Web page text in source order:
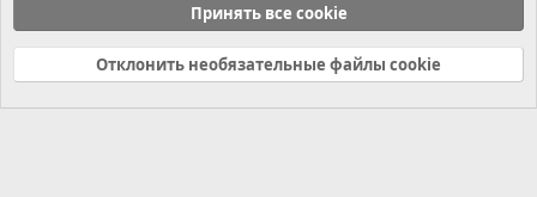
Cookies
Russian (RU)
Связь с нами
Условия и правила
Политика конфиденциальности
Справка Главная
R
Принять все cookie
Отклонить необязательные файлы cookie